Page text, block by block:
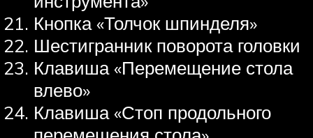
Кнопка «Толчок шпинделя»
Шестигранник поворота головки
Клавиша «Перемещение стола
влево»
Клавиша «Стоп продольного